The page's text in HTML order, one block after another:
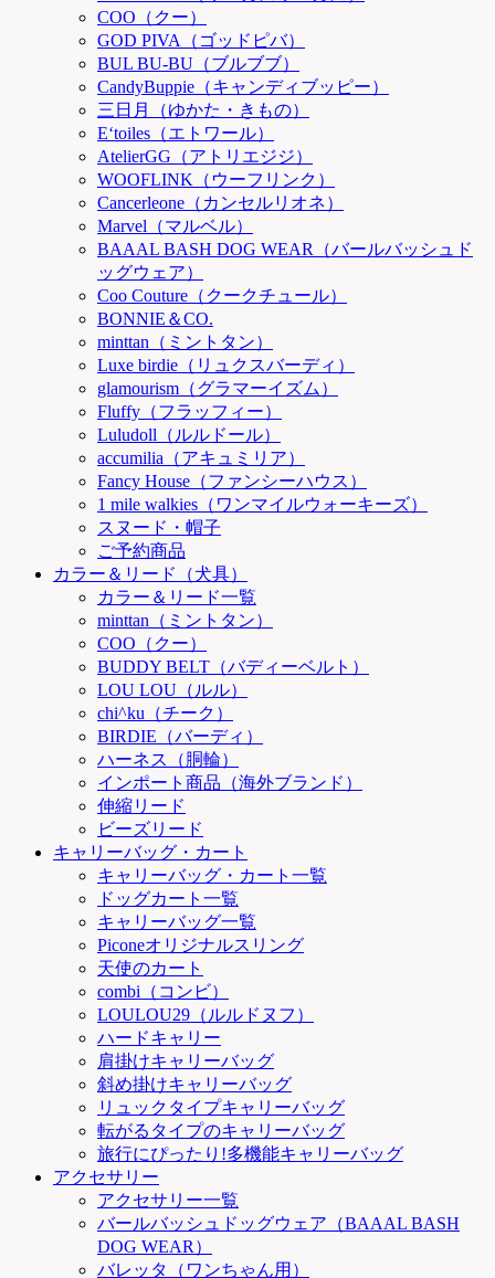
COO（クー）
GOD PIVA（ゴッドピバ）
BUL BU-BU（ブルブブ）
CandyBuppie（キャンディブッピー）
三日月（ゆかた・きもの）
E‘toiles（エトワール）
AtelierGG（アトリエジジ）
WOOFLINK（ウーフリンク）
Cancerleone（カンセルリオネ）
Marvel（マルベル）
BAAAL BASH DOG WEAR（バールバッシュド
ッグウェア）
Coo Couture（クークチュール）
BONNIE＆CO.
minttan（ミントタン）
Luxe birdie（リュクスバーディ）
glamourism（グラマーイズム）
Fluffy（フラッフィー）
Luludoll（ルルドール）
accumilia（アキュミリア）
Fancy House（ファンシーハウス）
1 mile walkies（ワンマイルウォーキーズ）
スヌード・帽子
ご予約商品
カラー＆リード（犬具）
カラー＆リード一覧
minttan（ミントタン）
COO（クー）
BUDDY BELT（バディーベルト）
LOU LOU（ルル）
chi^ku（チーク）
BIRDIE（バーディ）
ハーネス（胴輪）
インポート商品（海外ブランド）
伸縮リード
ビーズリード
キャリーバッグ・カート
キャリーバッグ・カート一覧
ドッグカート一覧
キャリーバッグ一覧
Piconeオリジナルスリング
天使のカート
combi（コンビ）
LOULOU29（ルルドヌフ）
ハードキャリー
肩掛けキャリーバッグ
斜め掛けキャリーバッグ
リュックタイプキャリーバッグ
転がるタイプのキャリーバッグ
旅行にぴったり!多機能キャリーバッグ
アクセサリー
アクセサリー一覧
バールバッシュドッグウェア（BAAAL BASH
DOG WEAR）
バレッタ（ワンちゃん用）